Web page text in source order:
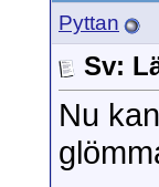
Pyttan
Sv:
Nu